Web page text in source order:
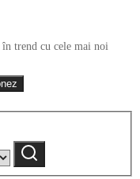
trend cu cele mai noi
category:
Caută